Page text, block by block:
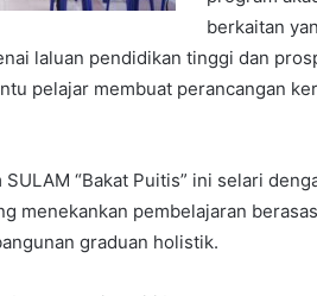
berkaitan
laluan pendidikan tinggi dan
pelajar membuat perancangan
“Bakat Puitis” ini selari
menekankan pembelajaran
graduan holistik.